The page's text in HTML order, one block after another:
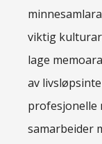
viktig
lage
av
profesjonelle
samarbeider